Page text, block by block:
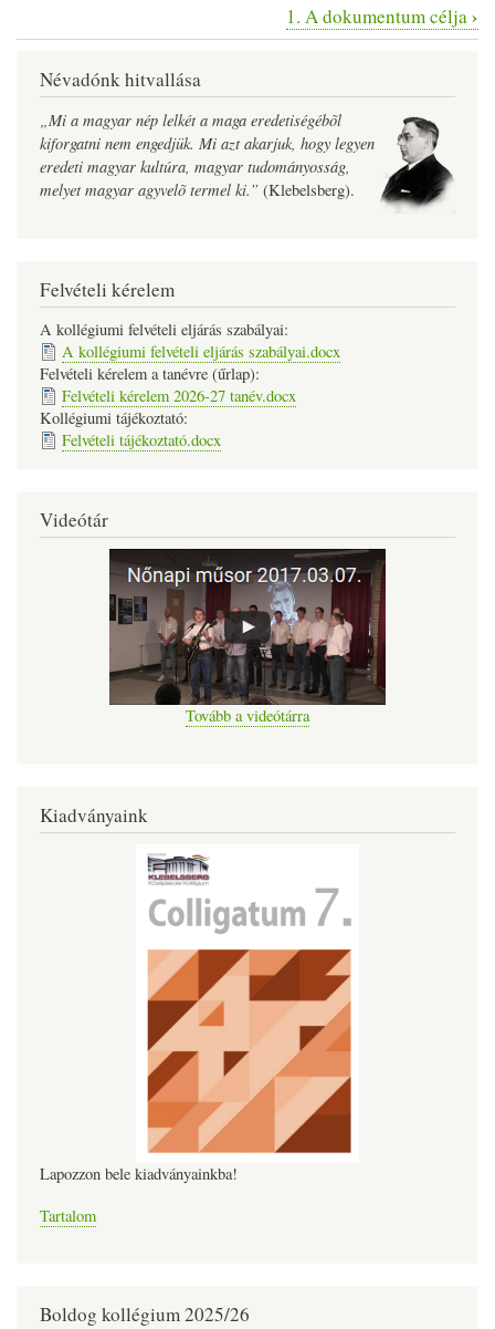
Könyv
kereszthivatkozásai
ehhez:
Arany
János
1. A dokumentum célja›
Névadónk hitvallása
„Mi a magyar nép lelkét a maga eredetiségébõl
kiforgatni nem engedjük. Mi azt akarjuk, hogy legyen
eredeti magyar kultúra, magyar tudományosság,
melyet magyar agyvelõ termel ki.” (Klebelsberg).
Felvételi kérelem
A kollégiumi felvételi eljárás szabályai:
A kollégiumi felvételi eljárás szabályai.docx
Felvételi kérelem a tanévre (űrlap):
Felvételi kérelem 2026-27 tanév.docx
Kollégiumi tájékoztató:
Felvételi tájékoztató.docx
Videótár
Tovább a videótárra
Kiadványaink
Lapozzon bele kiadványainkba!
Tartalom
Boldog kollégium 2025/26